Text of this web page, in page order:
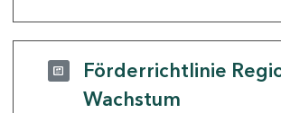
Förderrichtlinie
Wachstum